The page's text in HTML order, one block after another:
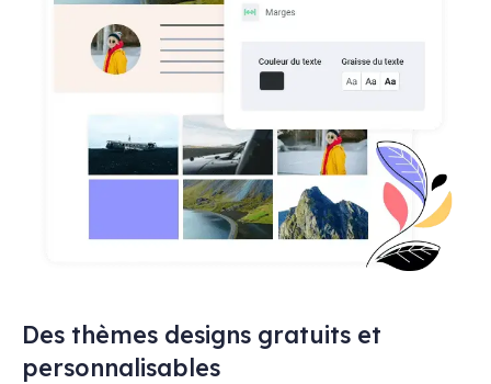
Des thèmes designs gratuits et
personnalisables